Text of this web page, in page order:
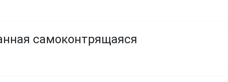
самоконтрящаяся